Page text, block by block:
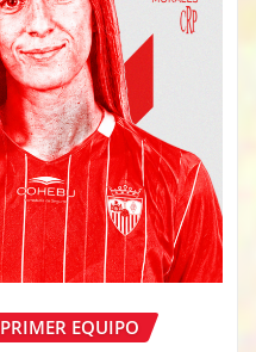
PRIMER EQUIPO